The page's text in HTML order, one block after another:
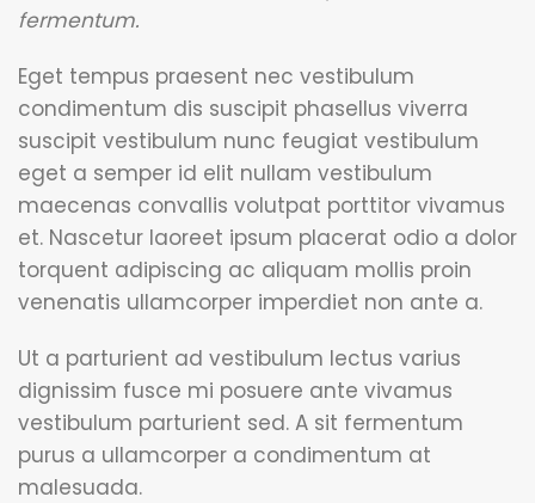
fermentum.
Eget tempus praesent nec vestibulum
condimentum dis suscipit phasellus viverra
suscipit vestibulum nunc feugiat vestibulum
eget a semper id elit nullam vestibulum
maecenas convallis volutpat porttitor vivamus
et. Nascetur laoreet ipsum placerat odio a dolor
torquent adipiscing ac aliquam mollis proin
venenatis ullamcorper imperdiet non ante a.
Ut a parturient ad vestibulum lectus varius
dignissim fusce mi posuere ante vivamus
vestibulum parturient sed. A sit fermentum
purus a ullamcorper a condimentum at
malesuada.